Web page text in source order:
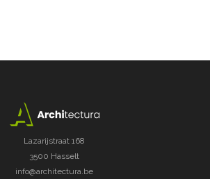
Lazarijstraat 168
3500 Hasselt
info@architectura.be